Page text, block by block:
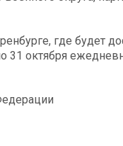
где будет
октября